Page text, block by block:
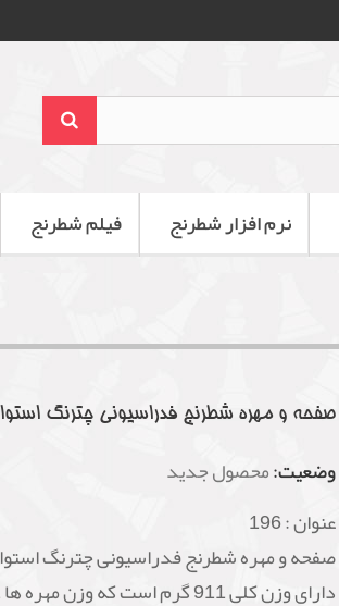
نرم افزار شطرنج فیلم شطرنج
صفحه و مهره شطرنج فدراسیونی چترنگ
وضعیت:محصول جدید
عنوان :196
صفحه و مهره شطرنج فدراسیونیچترنگ